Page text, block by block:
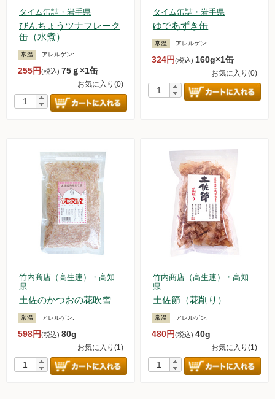
タイム缶詰・岩手県
びんちょうツナフレーク
缶（水煮）
常温 アレルゲン:
255円(税込) 75ｇ×1缶
お気に入り(0)
タイム缶詰・岩手県
ゆであずき缶
常温 アレルゲン:
324円(税込) 160g×1缶
お気に入り(0)
竹内商店（高生連）・高知
県
土佐のかつおの花吹雪
常温 アレルゲン:
598円(税込) 80g
お気に入り(1)
竹内商店（高生連）・高知
県
土佐節（花削り）
常温 アレルゲン:
480円(税込)40g
お気に入り(1)